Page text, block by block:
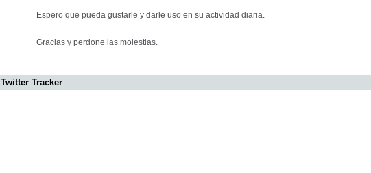
Espero que pueda gustarle y darle uso en su actividad diaria.
Gracias y perdone las molestias.
Twitter Tracker